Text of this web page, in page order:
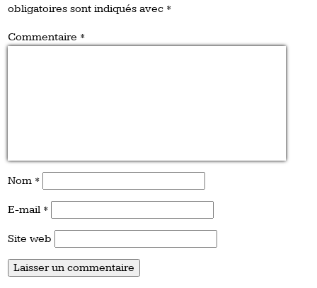
obligatoires sont indiqués avec *
Commentaire *
Nom *
E-mail *
Site web